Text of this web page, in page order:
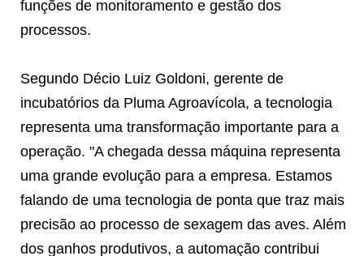
funções de monitoramento e gestão dos
processos.
Segundo Décio Luiz Goldoni, gerente de
incubatórios da Pluma Agroavícola, a tecnologia
representa uma transformação importante para a
operação. "A chegada dessa máquina representa
uma grande evolução para a empresa. Estamos
falando de uma tecnologia de ponta que traz mais
precisão ao processo de sexagem das aves. Além
dos ganhos produtivos, a automação contribui